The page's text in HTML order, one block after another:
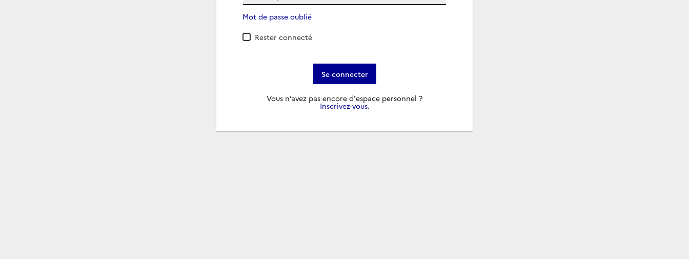
Mot de passe oublié
Rester connecté
Se connecter
Vous n’avez pas encore d'espace personnel ?
Inscrivez-vous.